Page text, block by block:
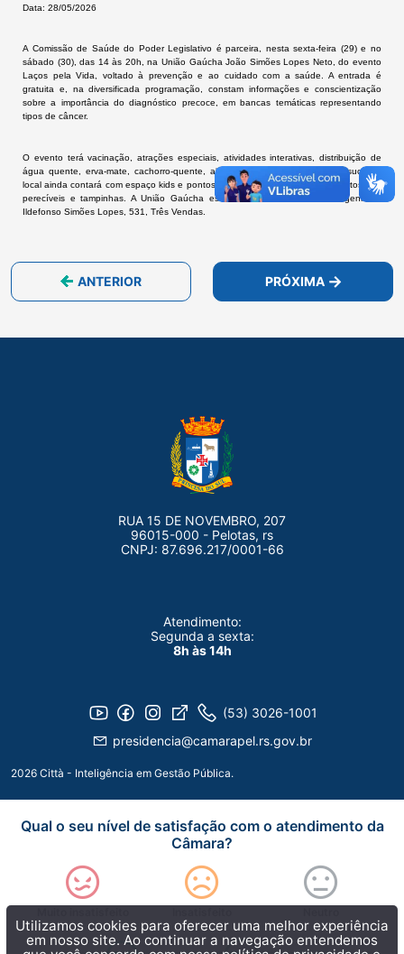
Data: 28/05/2026
A Comissão de Saúde do Poder Legislativo é parceira, nesta sexta-feira (29) e no
sábado (30), das 14 às 20h, na União Gaúcha João Simões Lopes Neto, do evento
Laços pela Vida, voltado à prevenção e ao cuidado com a saúde. A entrada é
gratuita e, na diversificada programação, constam informações e conscientização
sobre a importância do diagnóstico precoce, em bancas temáticas representando
tipos de câncer.
O evento terá vacinação, atrações especiais, atividades interativas, distribuição de
água quente, erva-mate, cachorro-quente, algodão-doce, pipoca, água e suco. O
local ainda contará com espaço kids e pontos de coleta de agasalhos, alimentos não
perecíveis e tampinhas. A União Gaúcha está localizada na avenida Engenheiro
Ildefonso Simões Lopes, 531, Três Vendas.
ANTERIOR PRÓXIMA
RUA 15 DE NOVEMBRO, 207
96015-000 - Pelotas, rs
CNPJ: 87.696.217/0001-66
Atendimento:
Segunda a sexta:
8h às 14h
(53) 3026-1001
presidencia@camarapel.rs.gov.br
2026 Città - Inteligência em Gestão Pública.
Utilizamos cookies para oferecer uma melhor experiência
em nosso site. Ao continuar a navegação entendemos
Qual o seu nível de satisfação com o atendimento da
Câmara?